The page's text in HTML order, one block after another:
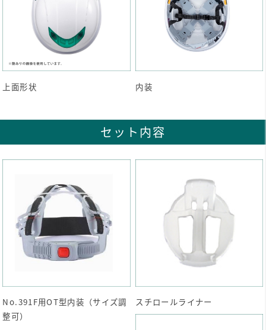
上面形状 内装
セット内容
No.391F用OT型内装（サイズ調
整可）
スチロールライナー